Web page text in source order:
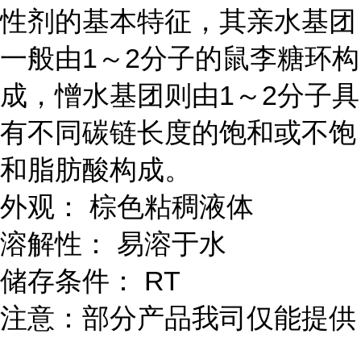
性剂的基本特征，其亲水基团
一般由1～2分子的鼠李糖环构
成，憎水基团则由1～2分子具
有不同碳链长度的饱和或不饱
和脂肪酸构成。
外观： 棕色粘稠液体
溶解性： 易溶于水
储存条件： RT
注意：部分产品我司仅能提供